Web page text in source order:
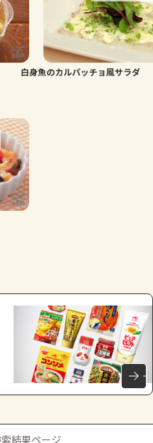
白身魚のカルパッチョ風サラダ
結果ページ